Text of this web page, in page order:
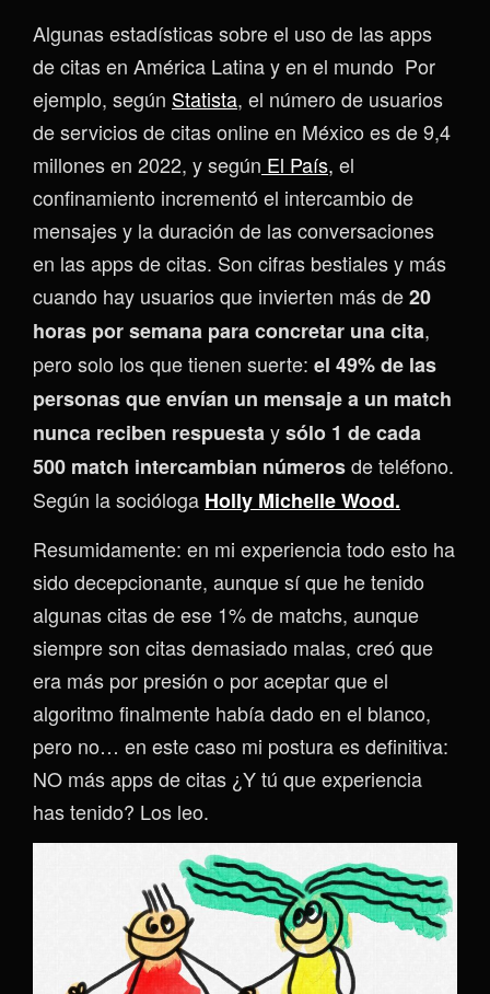
Algunas estadísticas sobre el uso de las apps
de citas en América Latina y en el mundo Por
ejemplo, según Statista, el número de usuarios
de servicios de citas online en México es de 9,4
millones en 2022, y según El País, el
confinamiento incrementó el intercambio de
mensajes y la duración de las conversaciones
en las apps de citas. Son cifras bestiales y más
cuando hay usuarios que invierten más de20
horas por semana para concretar una cita,
pero solo los que tienen suerte: el 49% de las
personas que envían un mensaje a un match
nunca reciben respuestaysólo 1 de cada
500 match intercambian númerosde teléfono.
Según la socióloga Holly Michelle Wood.
Resumidamente: en mi experiencia todo esto ha
sido decepcionante, aunque sí que he tenido
algunas citas de ese 1% de matchs, aunque
siempre son citas demasiado malas, creó que
era más por presión o por aceptar que el
algoritmo finalmente había dado en el blanco,
pero no… en este caso mi postura es definitiva:
NO más apps de citas ¿Y tú que experiencia
has tenido? Los leo.